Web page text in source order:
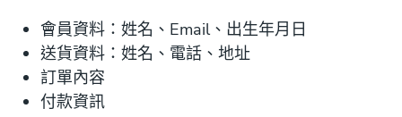
會員資料：姓名、Email、出生年月日
送貨資料：姓名、電話、地址
訂單內容
付款資訊